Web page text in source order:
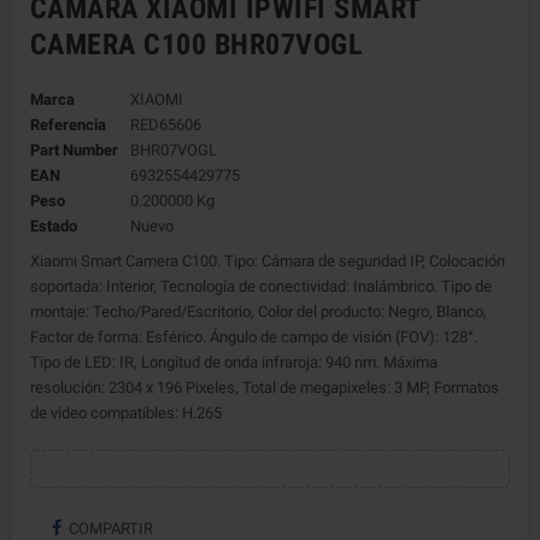
CAMARA XIAOMI IPWIFI SMART
CAMERA C100 BHR07VOGL
Marca
XIAOMI
Referencia
RED65606
Part Number
BHR07VOGL
EAN
6932554429775
Peso
0.200000 Kg
Estado
Nuevo
Xiaomi Smart Camera C100. Tipo: Cámara de seguridad IP, Colocación
soportada: Interior, Tecnología de conectividad: Inalámbrico. Tipo de
montaje: Techo/Pared/Escritorio, Color del producto: Negro, Blanco,
Factor de forma: Esférico. Ángulo de campo de visión (FOV): 128°.
Tipo de LED: IR, Longitud de onda infraroja: 940 nm. Máxima
resolución: 2304 x 196 Pixeles, Total de megapixeles: 3 MP, Formatos
de vídeo compatibles: H.265
COMPARTIR